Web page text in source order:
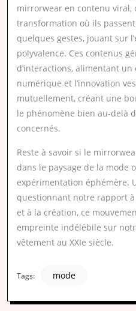
mirrorwear en contenu viral,
transformation où ils passent
quelques gestes, jouant sur
polyvalence. Ces contenus
d’interactions, alimentant
numérique et l’innovation
mutuellement, créant une
le phénomène bien au-delà
concernés.
Reste à savoir si le
dans le paysage de la mode
expérimentation éphémère.
questionnant notre rapport à
et à la création, ce
empreinte indélébile sur
vêtement au XXIe siècle.
Tags: mode